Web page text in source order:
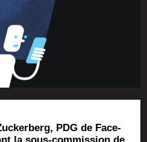
PDG de Face­